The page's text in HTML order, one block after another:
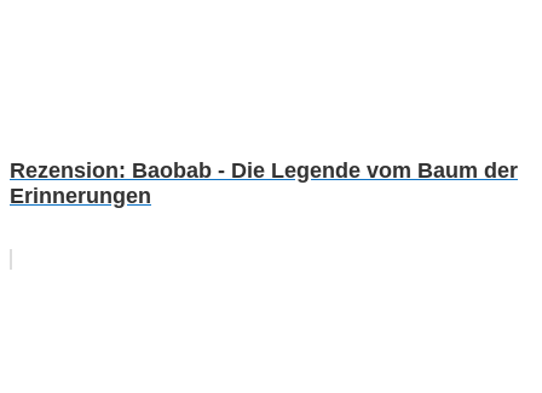
Rezension: Baobab - Die Legende vom Baum der
Erinnerungen